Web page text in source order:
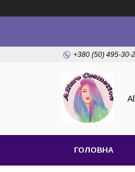
+380 (50) 495-30-
ГОЛОВНА